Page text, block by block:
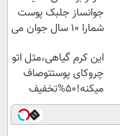
جوانساز جلبک پوست
شمارا ۱۰ سال جوان می
این کرم گیاهی،مثل اتو
چروکای پوستتوصاف
میکنه!50%تخفیف